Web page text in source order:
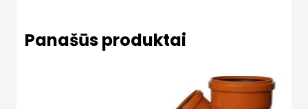
Panašūs produktai